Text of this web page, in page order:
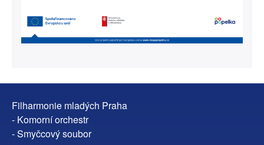
Filharmonie mladých Praha
- Komorní orchestr
- Smyčcový soubor